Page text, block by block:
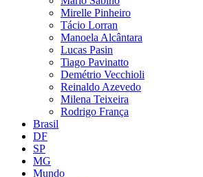
Mirelle Pinheiro
Tácio Lorran
Manoela Alcântara
Lucas Pasin
Tiago Pavinatto
Demétrio Vecchioli
Reinaldo Azevedo
Milena Teixeira
Rodrigo França
Brasil
DF
SP
MG
Mundo